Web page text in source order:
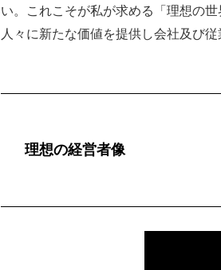
い。これこそが私が求める「理想の
人々に新たな価値を提供し会社及び
理想の経営者像